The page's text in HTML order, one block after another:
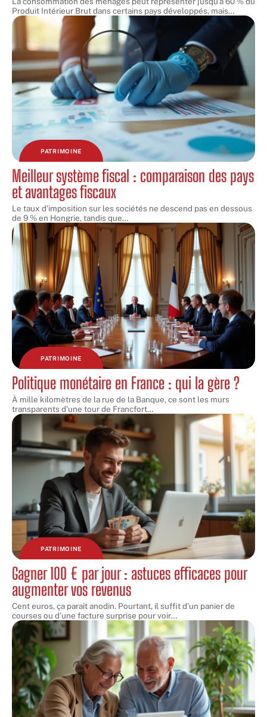
Produit Intérieur Brut dans certains pays développés, mais…
PATRIMOINE
Meilleur système fiscal : comparaison des pays
et avantages fiscaux
Le taux d’imposition sur les sociétés ne descend pas en dessous
de 9 % en Hongrie, tandis que…
PATRIMOINE
Politique monétaire en France : qui la gère ?
À mille kilomètres de la rue de la Banque, ce sont les murs
transparents d’une tour de Francfort…
PATRIMOINE
Gagner 100 € par jour : astuces efficaces pour
augmenter vos revenus
Cent euros, ça paraît anodin. Pourtant, il suffit d’un panier de
courses ou d’une facture surprise pour voir…